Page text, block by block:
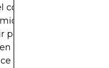
contrario, entrar al
conlleva un mayor
pérdidas sustanciales
utilizar
de Gerentes de